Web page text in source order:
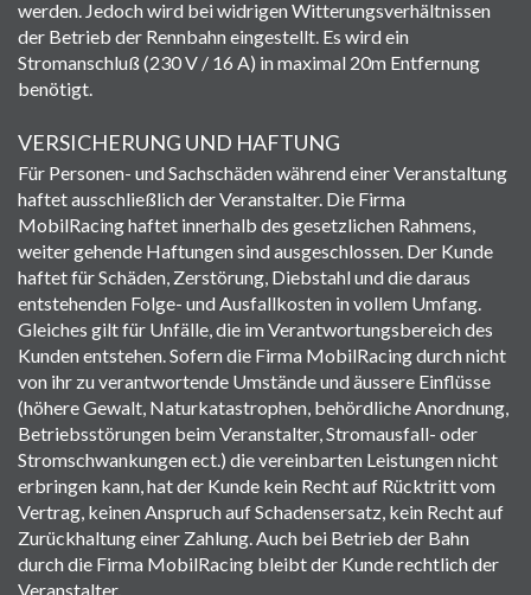
werden. Jedoch wird bei widrigen Witterungsverhältnissen
der Betrieb der Rennbahn eingestellt. Es wird ein
Stromanschluß (230 V / 16 A) in maximal 20m Entfernung
benötigt.
VERSICHERUNG UND HAFTUNG
Für Personen- und Sachschäden während einer Veranstaltung
haftet ausschließlich der Veranstalter. Die Firma
MobilRacing haftet innerhalb des gesetzlichen Rahmens,
weiter gehende Haftungen sind ausgeschlossen. Der Kunde
haftet für Schäden, Zerstörung, Diebstahl und die daraus
entstehenden Folge- und Ausfallkosten in vollem Umfang.
Gleiches gilt für Unfälle, die im Verantwortungsbereich des
Kunden entstehen. Sofern die Firma MobilRacing durch nicht
von ihr zu verantwortende Umstände und äussere Einflüsse
(höhere Gewalt, Naturkatastrophen, behördliche Anordnung,
Betriebsstörungen beim Veranstalter, Stromausfall- oder
Stromschwankungen ect.) die vereinbarten Leistungen nicht
erbringen kann, hat der Kunde kein Recht auf Rücktritt vom
Vertrag, keinen Anspruch auf Schadensersatz, kein Recht auf
Zurückhaltung einer Zahlung. Auch bei Betrieb der Bahn
durch die Firma MobilRacing bleibt der Kunde rechtlich der
Veranstalter.